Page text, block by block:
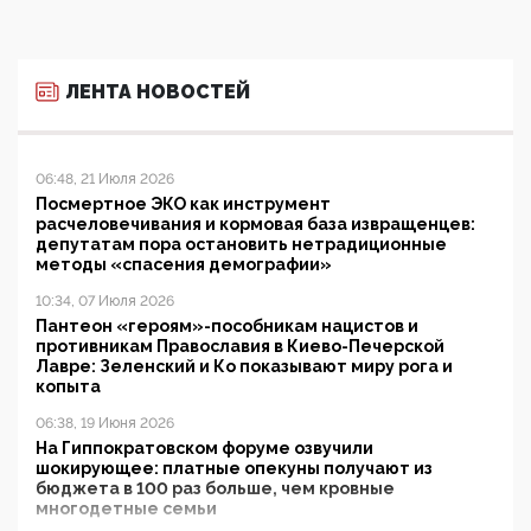
ЛЕНТА НОВОСТЕЙ
06:48, 21 Июля 2026
Посмертное ЭКО как инструмент
расчеловечивания и кормовая база извращенцев:
депутатам пора остановить нетрадиционные
методы «спасения демографии»
10:34, 07 Июля 2026
Пантеон «героям»-пособникам нацистов и
противникам Православия в Киево-Печерской
Лавре: Зеленский и Ко показывают миру рога и
копыта
06:38, 19 Июня 2026
На Гиппократовском форуме озвучили
шокирующее: платные опекуны получают из
бюджета в 100 раз больше, чем кровные
многодетные семьи